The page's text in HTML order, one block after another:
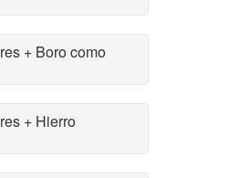
+ Boro como
+ Hierro